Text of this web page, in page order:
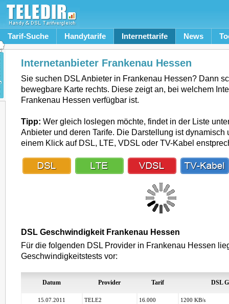
Tarif-Suche Handytarife Internettarife News
Internetanbieter Frankenau Hessen
Sie suchen DSL Anbieter in Frankenau Hessen? Dann
bewegbare Karte rechts. Diese zeigt an, bei welchem
Frankenau Hessen verfügbar ist.
Tipp: Wer gleich loslegen möchte, findet in der Liste
Anbieter und deren Tarife. Die Darstellung ist dynamisch
einem Klick auf DSL, LTE, VDSL oder TV-Kabel
DSL Geschwindigkeit Frankenau Hessen
Für die folgenden DSL Provider in Frankenau Hessen
Geschwindigkeitstests vor:
Datum Provider Tarif DSL
15.07.2011 TELE2 16.000 1200 KB/s